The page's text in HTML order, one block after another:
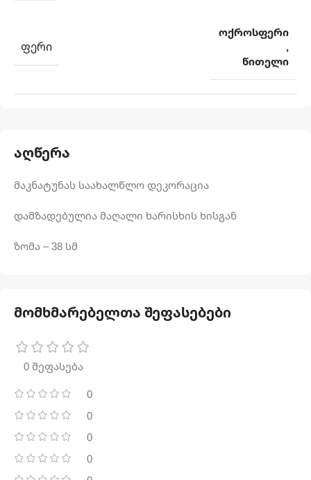
აღწერა
მაკნატუნას საახალწლო დეკორაცია
დამზადებულია მაღალი ხარისხის ხისგან
ზომა – 38 სმ
ᲤᲔᲠᲘ
ოქროსფერი
,
წითელი
მომხმარებელთა შეფასებები
0 შეფასება
0
0
0
0